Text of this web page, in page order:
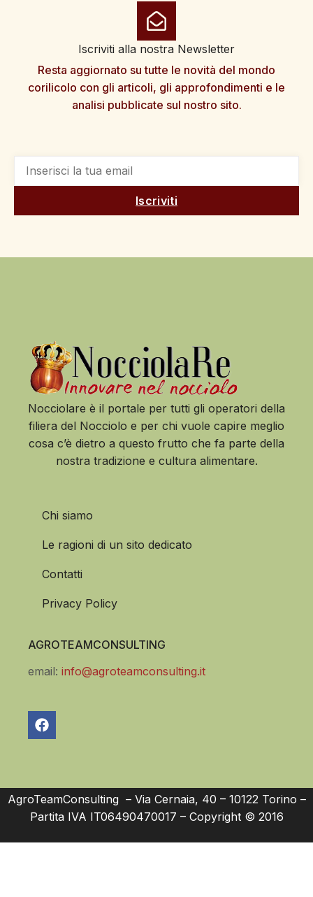
Iscriviti alla nostra Newsletter
Resta aggiornato su tutte le novità del mondo
corilicolo con gli articoli, gli approfondimenti e le
analisi pubblicate sul nostro sito.
Iscriviti
Nocciolare è il portale per tutti gli operatori della
filiera del Nocciolo e per chi vuole capire meglio
cosa c’è dietro a questo frutto che fa parte della
nostra tradizione e cultura alimentare.
Chi siamo
Le ragioni di un sito dedicato
Contatti
Privacy Policy
AGROTEAMCONSULTING
email: info@agroteamconsulting.it
AgroTeamConsulting – Via Cernaia, 40 – 10122 Torino –
Partita IVA IT06490470017 – Copyright © 2016